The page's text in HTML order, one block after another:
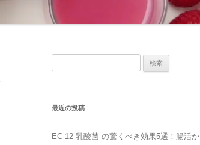
最近の投稿
EC-12 乳酸菌 の驚くべき効果5選！腸活か